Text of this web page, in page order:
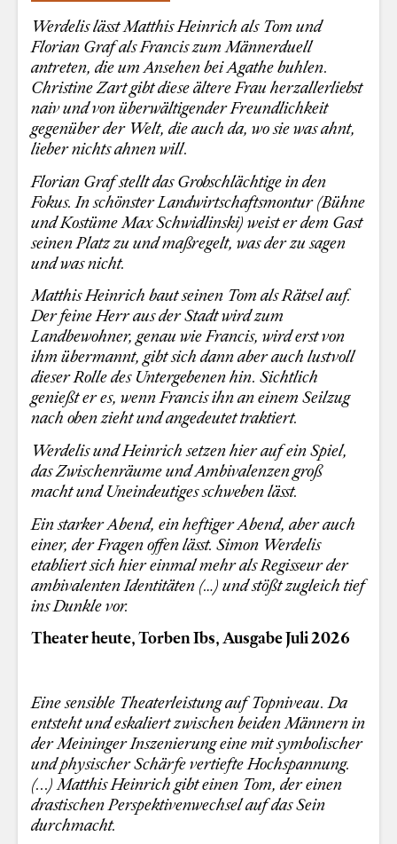
Werdelis lässt Matthis Heinrich als Tom und
Florian Graf als Francis zum Männerduell
antreten, die um Ansehen bei Agathe buhlen.
Christine Zart gibt diese ältere Frau herzallerliebst
naiv und von überwältigender Freundlichkeit
gegenüber der Welt, die auch da, wo sie was ahnt,
lieber nichts ahnen will.
Florian Graf stellt das Grobschlächtige in den
Fokus. In schönster Landwirtschaftsmontur (Bühne
und Kostüme Max Schwidlinski) weist er dem Gast
seinen Platz zu und maßregelt, was der zu sagen
und was nicht.
Matthis Heinrich baut seinen Tom als Rätsel auf.
Der feine Herr aus der Stadt wird zum
Landbewohner, genau wie Francis, wird erst von
ihm übermannt, gibt sich dann aber auch lustvoll
dieser Rolle des Untergebenen hin. Sichtlich
genießt er es, wenn Francis ihn an einem Seilzug
nach oben zieht und angedeutet traktiert.
Werdelis und Heinrich setzen hier auf ein Spiel,
das Zwischenräume und Ambivalenzen groß
macht und Uneindeutiges schweben lässt.
Ein starker Abend, ein heftiger Abend, aber auch
einer, der Fragen offen lässt. Simon Werdelis
etabliert sich hier einmal mehr als Regisseur der
ambivalenten Identitäten (…) und stößt zugleich tief
ins Dunkle vor.
Theater heute, Torben Ibs, Ausgabe Juli 2026
Eine sensible Theaterleistung auf Topniveau.Da
entsteht und eskaliert zwischen beiden Männern in
der Meininger Inszenierung eine mit symbolischer
und physischer Schärfe vertiefte Hochspannung.
(...)Matthis Heinrich gibt einen Tom, der einen
drastischen Perspektivenwechsel auf das Sein
durchmacht.